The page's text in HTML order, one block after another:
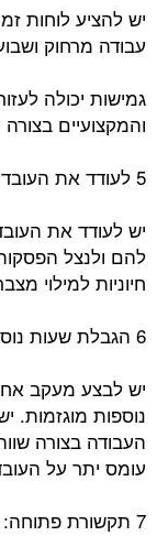
יש להציע לוחות
עבודה מרחוק
גמישות יכולה
והמקצועיים בצורה
5 לעודד את העובדים לצאת חופשה:
יש לעודד את
להם ולנצל
חיוניות למילוי
6 הגבלת שעות נוספות:
יש לבצע מעקב
נוספות
העבודה בצורה
עומס יתר על
7 תקשורת פתוחה: